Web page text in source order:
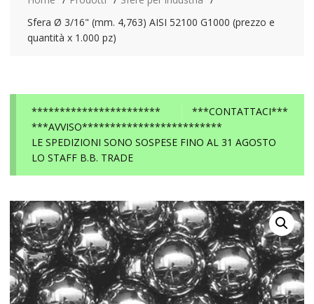
Sfera Ø 3/16" (mm. 4,763) AISI 52100 G1000 (prezzo e
quantità x 1.000 pz)
***CONTATTACI***
***********************
***AVVISO*************************
LE SPEDIZIONI SONO SOSPESE FINO AL 31 AGOSTO
LO STAFF B.B. TRADE